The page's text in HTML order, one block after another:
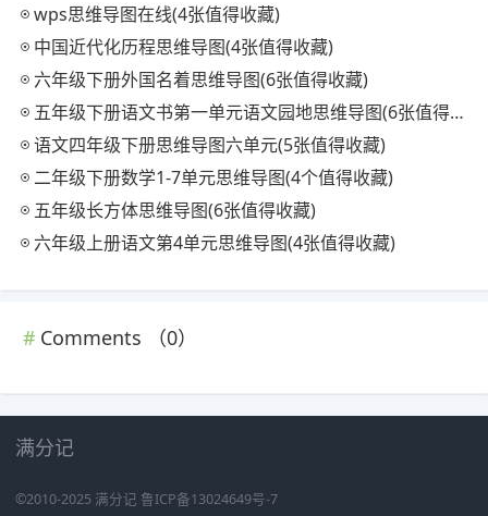
wps思维导图在线(4张值得收藏)
中国近代化历程思维导图(4张值得收藏)
六年级下册外国名着思维导图(6张值得收藏)
五年级下册语文书第一单元语文园地思维导图(6张值得收藏)
语文四年级下册思维导图六单元(5张值得收藏)
二年级下册数学1-7单元思维导图(4个值得收藏)
五年级长方体思维导图(6张值得收藏)
六年级上册语文第4单元思维导图(4张值得收藏)
Comments （0）
满分记
©2010-2025 满分记 鲁ICP备13024649号-7